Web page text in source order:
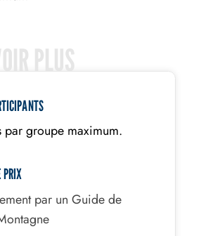
PLUS
par groupe maximum.
PRIX
par un Guide de